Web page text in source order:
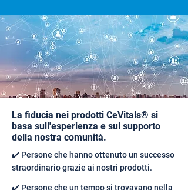
La fiducia nei prodotti CeVitals® si
basa sull'esperienza e sul supporto
della nostra comunità.
✔️ Persone che hanno ottenuto un successo
straordinario grazie ai nostri prodotti.
✔️ Persone che un tempo si trovavano nella